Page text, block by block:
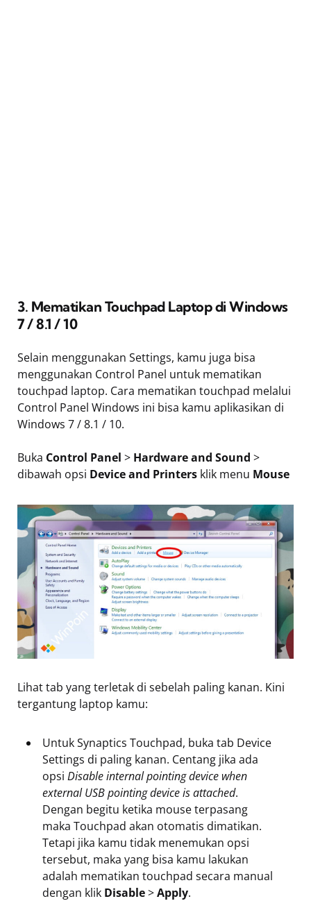
3. Mematikan Touchpad Laptop di Windows
7 / 8.1 / 10
Selain menggunakan Settings, kamu juga bisa
menggunakan Control Panel untuk mematikan
touchpad laptop. Cara mematikan touchpad melalui
Control Panel Windows ini bisa kamu aplikasikan di
Windows 7 / 8.1 / 10.
Buka Control Panel > Hardware and Sound >
dibawah opsi Device and Printers klik menu Mouse
Lihat tab yang terletak di sebelah paling kanan. Kini
tergantung laptop kamu:
Untuk Synaptics Touchpad, buka tab Device
Settings di paling kanan. Centang jika ada
opsi Disable internal pointing device when
external USB pointing device is attached.
Dengan begitu ketika mouse terpasang
maka Touchpad akan otomatis dimatikan.
Tetapi jika kamu tidak menemukan opsi
tersebut, maka yang bisa kamu lakukan
adalah mematikan touchpad secara manual
dengan klik Disable>Apply.